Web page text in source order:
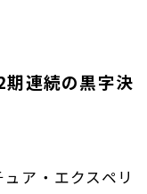
連続の黒字決
ア・エクスペリ